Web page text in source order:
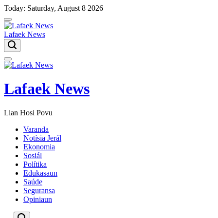
Skip
to
content
Today: Saturday, August 8 2026
Lafaek News
Menu
Lafaek News
Lian Hosi Povu
Varanda
Notísia Jerál
Ekonomia
Sosiál
Polítika
Edukasaun
Saúde
Seguransa
Opiniaun